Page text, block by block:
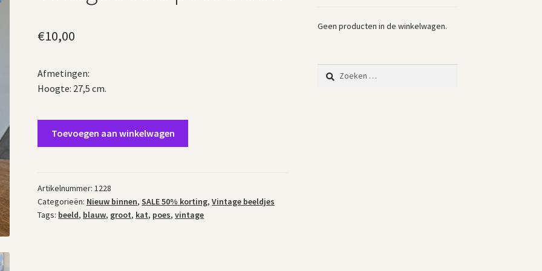
€10,00
Afmetingen:
Hoogte: 27,5 cm.
aantal
Toevoegen aan winkelwagen
Artikelnummer: 1228
Categorieën: Nieuw binnen,SALE 50% korting,Vintage beeldjes
Tags: beeld, blauw, groot, kat, poes,vintage
Geen producten in de winkelwagen.
Zoeken
naar: